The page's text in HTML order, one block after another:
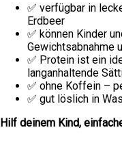
✅ verfügbar in
Erdbeer
✅ können Kinder
Gewichtsabnahme
✅ Protein ist ein
langanhaltende
✅ ohne Koffein –
✅ gut löslich in
Hilf deinem Kind,